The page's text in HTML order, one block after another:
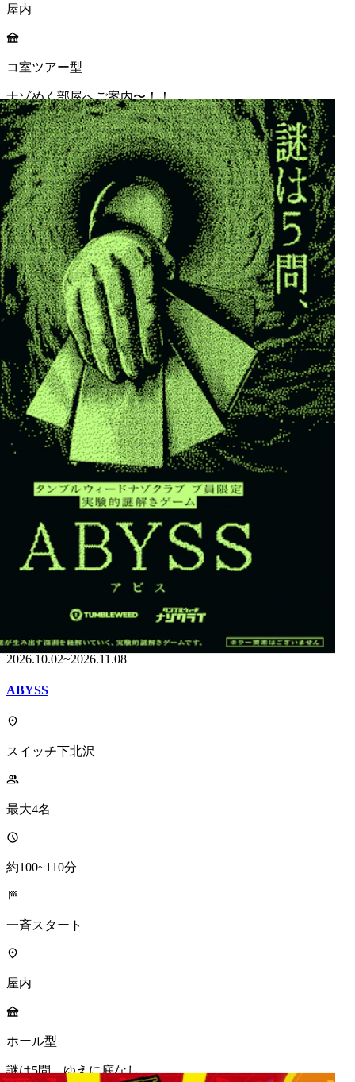
屋内
コ室ツアー型
ナゾめく部屋へご案内〜！！
MORE INFO
2026.10.02~2026.11.08
ABYSS
スイッチ下北沢
最大4名
約100~110分
一斉スタート
屋内
ホール型
謎は5問、ゆえに底なし。